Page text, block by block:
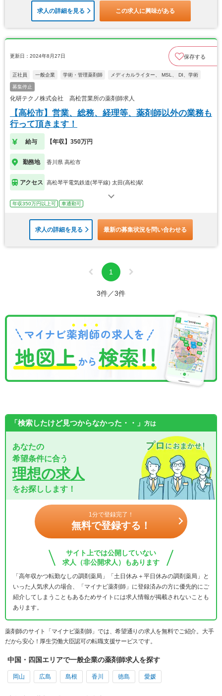
求人の詳細を見る この求人に興味がある
更新日：2024年8月27日 保存する
正社員 一般企業 学術・管理薬剤師 メディカルライター、 MSL、 DI、学術
募集停止
化研テクノ株式会社 高松営業所の薬剤師求人
【高松市】営業、総務、経理等、薬剤師以外の業務も
行って頂きます！
給与 【年収】350万円
勤務地 香川県 高松市
アクセス 高松琴平電気鉄道(琴平線) 太田(高松)駅
年収350万円以上可 車通勤可
求人の詳細を見る 最新の募集状況を問い合わせる
1
3件／3件
「検索したけど見つからなかった・・」 方は
あなたの
希望条件に合う
理想の求人
をお探しします！
1分で登録完了！
無料で登録する！
サイト上では公開していない
求人（非公開求人）もあります
「高年収かつ転勤なしの調剤薬局」「土日休み＋平日休みの調剤薬局」と
いった人気求人の場合、「マイナビ薬剤師」に登録済みの方に優先的にご
紹介してしまうこともあるためサイトには求人情報が掲載されないことも
あります。
薬剤師のサイト「マイナビ薬剤師」では、希望通りの求人を無料でご紹介。大手
だから安心！厚生労働大臣認可の転職支援サービスです。
中国・四国エリアで一般企業の薬剤師求人を探す
岡山 広島 島根 香川 徳島 愛媛